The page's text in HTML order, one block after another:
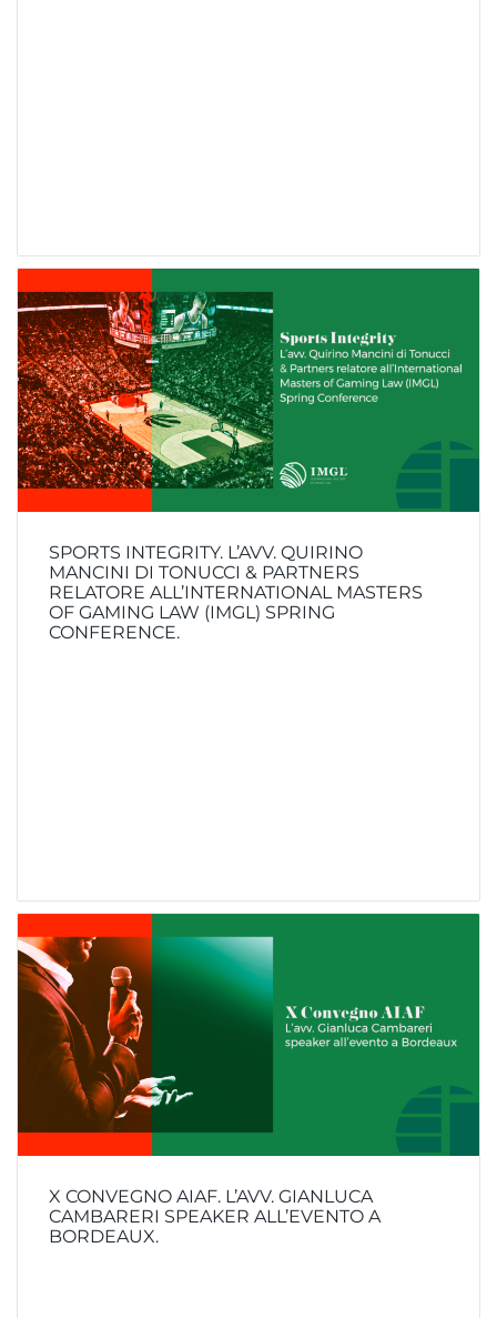
SPORTS INTEGRITY. L’AVV. QUIRINO
MANCINI DI TONUCCI & PARTNERS
RELATORE ALL’INTERNATIONAL MASTERS
OF GAMING LAW (IMGL) SPRING
CONFERENCE.
X CONVEGNO AIAF. L’AVV. GIANLUCA
CAMBARERI SPEAKER ALL’EVENTO A
BORDEAUX.